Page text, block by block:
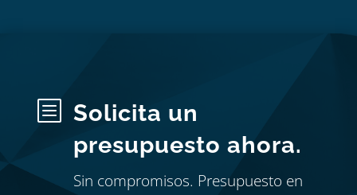
b
Solicita un
presupuesto ahora.
Sin compromisos. Presupuesto en